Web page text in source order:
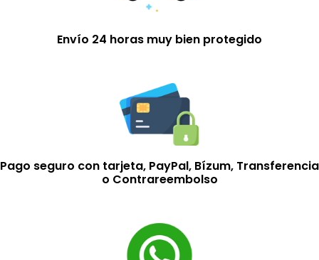
Envío 24 horas muy bien protegido
Pago seguro con tarjeta, PayPal, Bízum, Transferencia
o Contrareembolso